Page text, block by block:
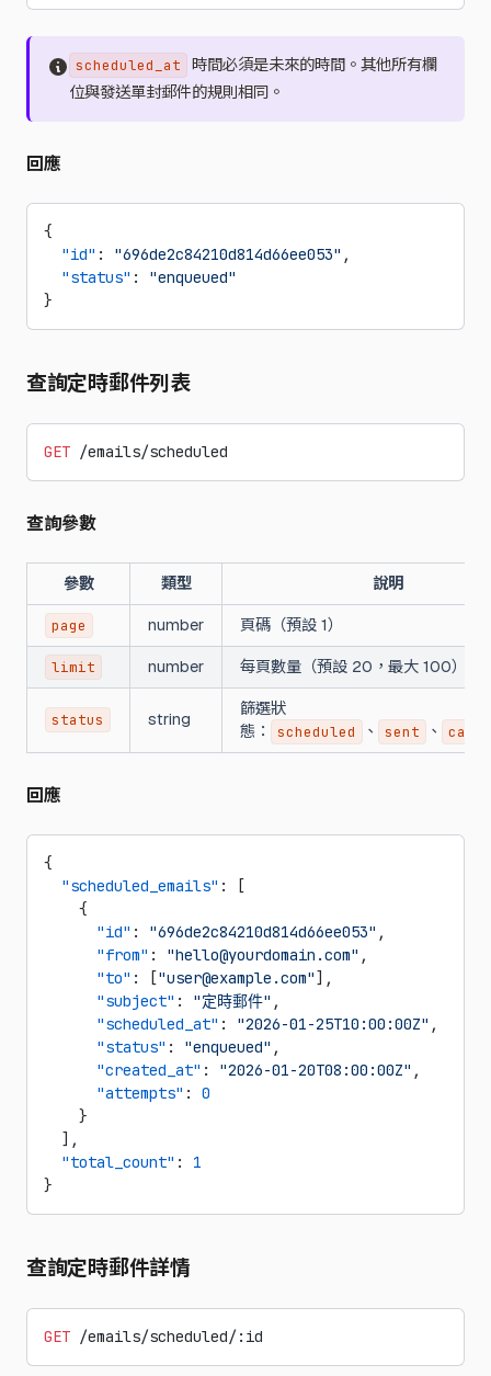
scheduled_at
時間必須是未來的時間。其他所有欄
位與發送單封郵件的規則相同。
回應
{
  "id"
: "696de2c84210d814d66ee053" ,
  "status"
: "enqueued"
}
查詢定時郵件列表
GET /emails/scheduled
查詢參數
參數 類型 說明
page number 頁碼（預設 1）
limit number 每頁數量（預設 20，最大 100）
status string
篩選狀
態：
scheduled 、 sent 、
回應
{
  "scheduled_emails"
: [
    {
      "id"
: "696de2c84210d814d66ee053" ,
      "from"
: "hello@yourdomain.com" ,
      "to"
: ["user@example.com"],
      "subject"
: "定時郵件" ,
      "scheduled_at"
: "2026-01-25T10:00:00Z" ,
      "status"
: "enqueued" ,
      "created_at"
: "2026-01-20T08:00:00Z" ,
      "attempts"
: 0
    }
  ],
  "total_count"
: 1
}
查詢定時郵件詳情
GET /emails/scheduled/:id